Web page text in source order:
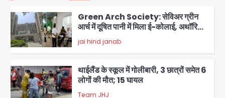
2
Green Arch Society: सेविअर ग्रीन
आर्च में दूषित पानी में मिला ई-कोलाई, अथॉरिटी
ने शुरू की सैंपलिंग जांच
jai hind janab
थाईलैंड के स्कूल में गोलीबारी, 3 छात्रों समेत 6
लोगों की मौत; 15 घायल
Team JHJ